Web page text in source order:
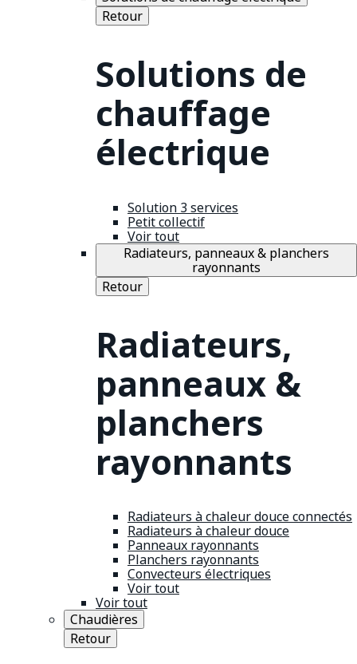
Retour
Solutions de
chauffage
électrique
Solution 3 services
Petit collectif
Voir tout
Radiateurs, panneaux & planchers
rayonnants
Retour
Radiateurs,
panneaux &
planchers
rayonnants
Radiateurs à chaleur douce connectés
Radiateurs à chaleur douce
Panneaux rayonnants
Planchers rayonnants
Convecteurs électriques
Voir tout
Voir tout
Chaudières
Retour